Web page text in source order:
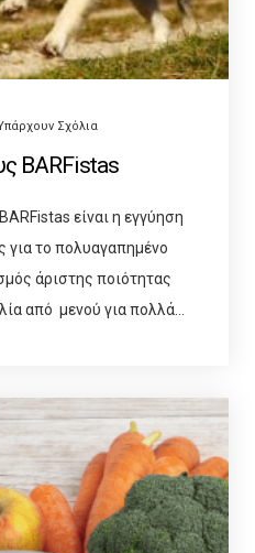
Σχόλια
BARFistas
είναι η εγγύηση
για το πολυαγαπημένο
άριστης ποιότητας
από μενού για πολλά…